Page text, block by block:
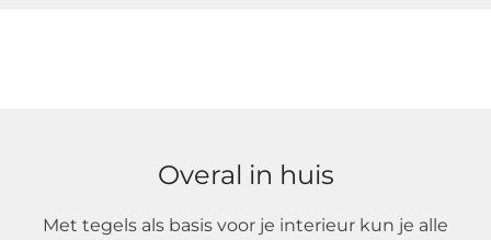
Overal in huis
Met tegels als basis voor je interieur kun je alle